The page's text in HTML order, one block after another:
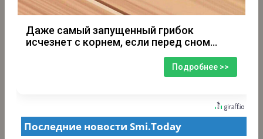
Даже самый запущенный грибок
исчезнет с корнем, если перед сном…
Подробнее >>